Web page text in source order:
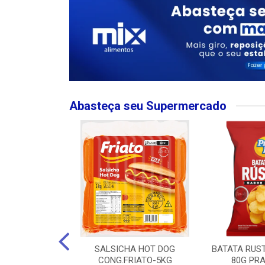
Abasteça seu Supermercado
SALSICHA HOT DOG
CONG.FRIATO-5KG
BATATA
80G